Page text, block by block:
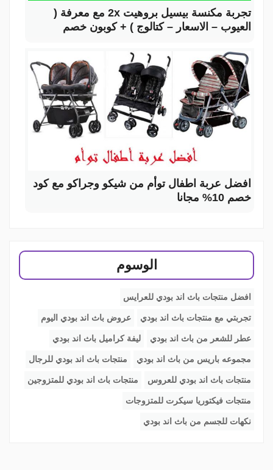
تجربة مكنسة بيسيل بروهيت 2x مع معرفة (
العيوب – الاسعار – كتالوج ) + كوبون خصم
افضل عربة اطفال توأم من شيكو وجراكو مع كود
خصم 10% مجانا
الوسوم
افضل منتجات باث اند بودي للعرايس
تجربتي مع منتجات باث اند بودي عروض باث اند بودي اليوم
عطر للشعر من باث اند بودي ليفة كراميل باث اند بودي
مجموعه باريس من باث اند بودي منتجات باث اند بودي للرجال
منتجات باث اند بودي للعروس منتجات باث اند بودي للمتزوجين
منتجات فيكتوريا سيكرت للمتزوجات
نكهات للجسم من باث اند بودي